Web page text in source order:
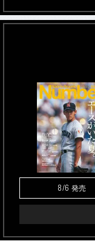
8/6 発売